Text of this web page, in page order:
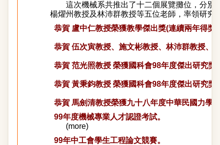
這次機械系共推出了十二個展覽攤位，分別
楊燿州教授及林沛群教授等五位老師，率領研究
恭賀 盧中仁教授榮獲教學傑出獎(連續兩年得獎)
恭賀 伍次寅教授、施文彬教授、林沛群教授、
恭賀 范光照教授 榮獲國科會98年度傑出研究獎
恭賀 黃秉鈞教授 榮獲國科會98年度傑出研究獎
恭賀 馬劍清教授榮獲九十八年度中華民國力學
99年度機械專業人才認證考試。
(more)
99年中工會學生工程論文競賽。